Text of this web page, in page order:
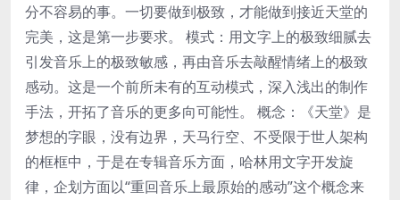
分不容易的事。一切要做到极致，才能做到接近天堂的
完美，这是第一步要求。 模式：用文字上的极致细腻去
引发音乐上的极致敏感，再由音乐去敲醒情绪上的极致
感动。这是一个前所未有的互动模式，深入浅出的制作
手法，开拓了音乐的更多向可能性。 概念：《天堂》是
梦想的字眼，没有边界，天马行空、不受限于世人架构
的框框中，于是在专辑音乐方面，哈林用文字开发旋
律，企划方面以“重回音乐上最原始的感动”这个概念来